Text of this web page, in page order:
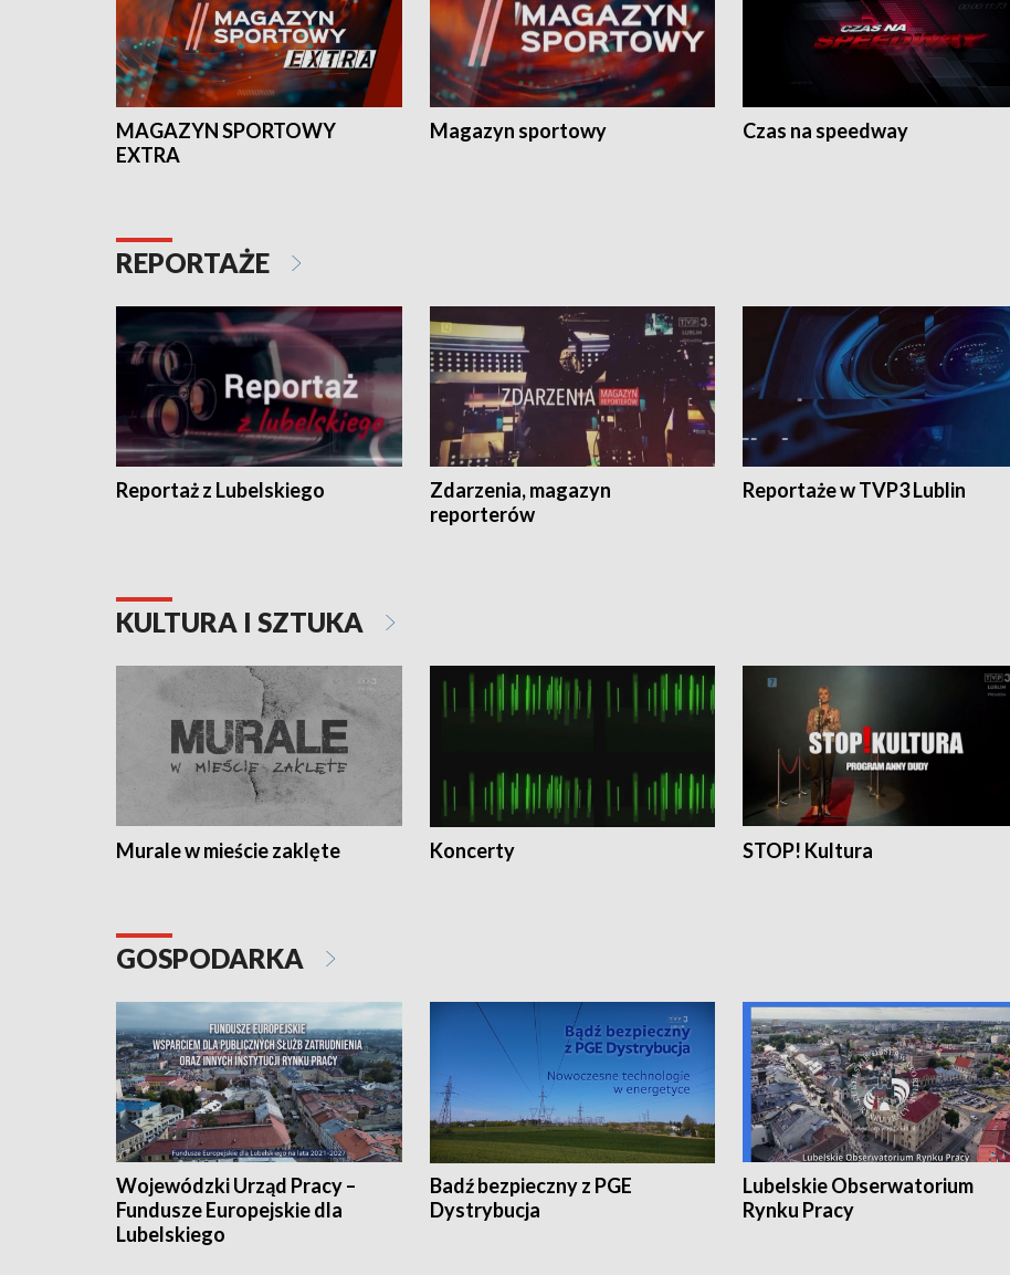
MAGAZYN SPORTOWY
EXTRA
Magazyn sportowy Czas na speedway
REPORTAŻE
Reportaż z Lubelskiego
Zdarzenia, magazyn
reporterów
Reportaże w TVP3 Lublin
KULTURA I SZTUKA
Murale w mieście zaklęte Koncerty STOP! Kultura
GOSPODARKA
Wojewódzki Urząd Pracy –
Fundusze Europejskie dla
Lubelskiego
Badź bezpieczny z PGE
Dystrybucja
Lubelskie Obserwatorium
Rynku Pracy